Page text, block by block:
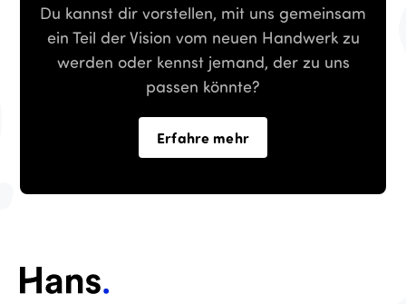
Du kannst dir vorstellen, mit uns gemeinsam
ein Teil der Vision vom neuen Handwerk zu
werden oder kennst jemand, der zu uns
passen könnte?
Erfahre mehr